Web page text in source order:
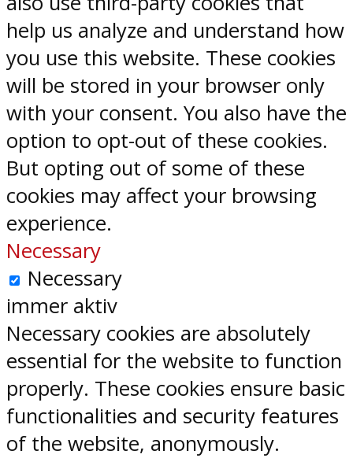
help us analyze and understand how
you use this website. These cookies
will be stored in your browser only
with your consent. You also have the
option to opt-out of these cookies.
But opting out of some of these
cookies may affect your browsing
experience.
Necessary
Necessary
immer aktiv
Necessary cookies are absolutely
essential for the website to function
properly. These cookies ensure basic
functionalities and security features
of the website, anonymously.